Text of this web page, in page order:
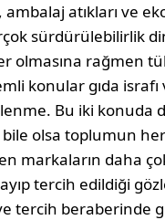
atıkları ve
sürdürülebilirlik
olmasına rağmen
konular gıda israfı
Bu iki konuda
bile olsa toplumun her
markaların daha
tercih edildiği
tercih beraberinde